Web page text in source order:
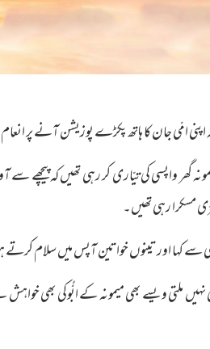
اپنی امّی جان کا ہاتھ پکڑے پوزیشن آنے پر
واپسی کی تیّاری کر رہی تھیں کہ پیچھے
مسکرا رہی تھیں۔
اور تینوں خواتین آپس میں سلام کرتے
ملتی ویسے بھی میمونہ کے ابُّوکی بھی